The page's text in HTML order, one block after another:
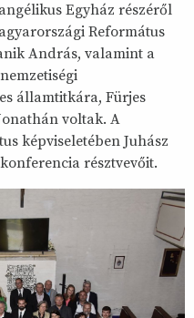
Egyház részéről
Református
András, valamint a
államtitkára, Fürjes
voltak. A
képviseletében Juhász
résztvevőit.